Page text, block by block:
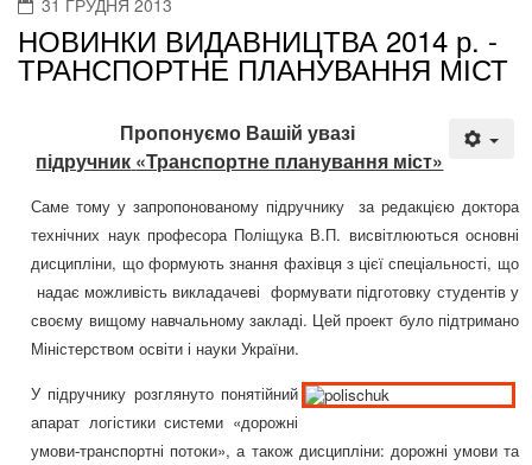
31 ГРУДНЯ 2013
НОВИНКИ ВИДАВНИЦТВА 2014 р. -
ТРАНСПОРТНЕ ПЛАНУВАННЯ МІСТ
Пропонуємо Вашій увазі
підручник «Транспортне планування міст»
Саме тому у запропонованому підручнику
за редакцією доктора
технічних наук професора Поліщука В.П. висвітлюються основні
дисципліни, що формують знання фахівця з цієї спеціальності, що
надає можливість викладачеві формувати підготовку студентів у
своєму вищому навчальному закладі. Цей проект було підтримано
Міністерством освіти і науки України.
У підручнику розглянуто понятійний
апарат логістики системи «дорожні
умови-транспортні потоки», а також дисципліни: дорожні умови та